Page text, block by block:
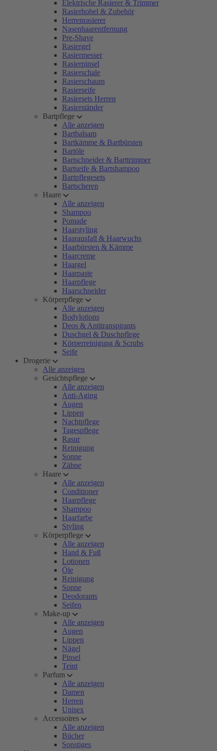
Elektrische Rasierer & Trimmer
Rasierhobel & Zubehör
Herrenrasierer
Nasenhaarentfernung
Pre-Shave
Rasiergel
Rasiermesser
Rasierpinsel
Rasierschale
Rasierschaum
Rasierseife
Rasiersets Herren
Rasierständer
Bartpflege
Alle anzeigen
Bartbalsam
Bartkämme & Bartbürsten
Bartöle
Bartschneider & Barttrimmer
Bartseife & Bartshampoo
Bartpflegesets
Bartscheren
Haare
Alle anzeigen
Shampoo
Pomade
Haarstyling
Haarausfall & Haarwuchs
Haarbürsten & Kämme
Haarcreme
Haargel
Haarpaste
Haarpflege
Haarschneider
Körperpflege
Alle anzeigen
Bodylotions
Deos & Antitranspirants
Duschgel & Duschpflege
Körperreinigung & Scrubs
Seife
Drogerie
Alle anzeigen
Gesichtspflege
Alle anzeigen
Anti-Aging
Augen
Lippen
Nachtpflege
Tagespflege
Rasur
Reinigung
Sonne
Zähne
Haare
Alle anzeigen
Conditioner
Haarpflege
Shampoo
Haarfarbe
Styling
Körperpflege
Alle anzeigen
Hand & Fuß
Lotionen
Öle
Reinigung
Sonne
Deodorants
Seifen
Make-up
Alle anzeigen
Augen
Lippen
Nägel
Pinsel
Teint
Parfum
Alle anzeigen
Damen
Herren
Unisex
Accessoires
Alle anzeigen
Bücher
Sonstiges